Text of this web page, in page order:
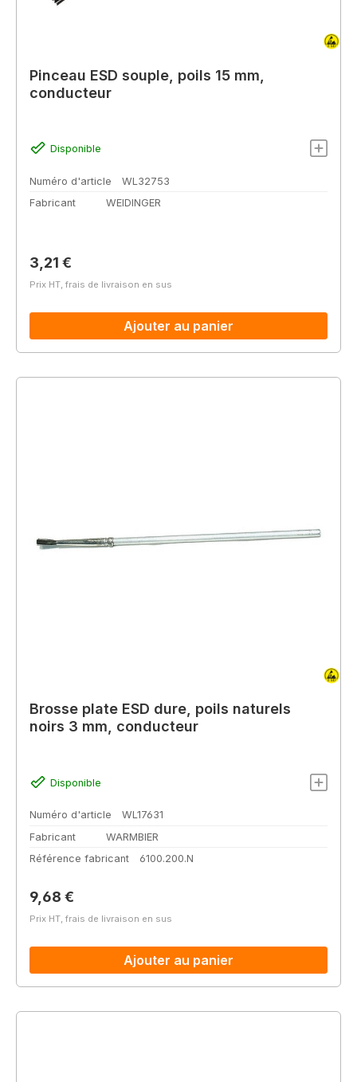
Pinceau ESD souple, poils 15 mm,
conducteur
Disponible
Numéro d'article
WL32753
Fabricant
WEIDINGER
Prix régulier :
3,21 €
Prix HT, frais de livraison en sus
Ajouter au panier
Brosse plate ESD dure, poils naturels
noirs 3 mm, conducteur
Disponible
Numéro d'article
WL17631
Fabricant
WARMBIER
Référence fabricant
6100.200.N
Prix régulier :
9,68 €
Prix HT, frais de livraison en sus
Ajouter au panier